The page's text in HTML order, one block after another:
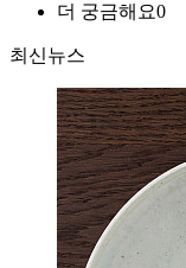
더 궁금해요0
최신뉴스